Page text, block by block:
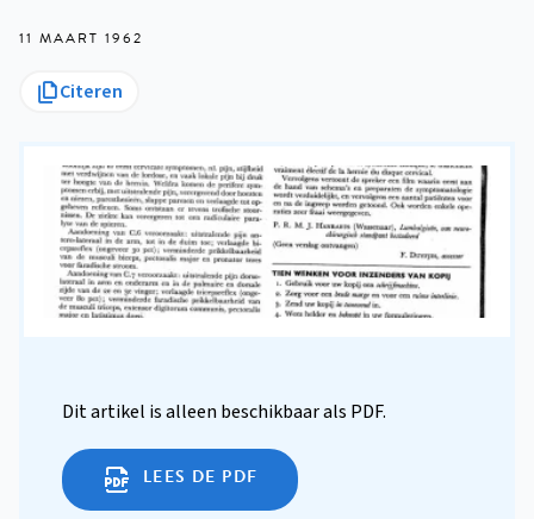
11 MAART 1962
Citeren
Dit artikel is alleen beschikbaar als PDF.
LEES DE PDF